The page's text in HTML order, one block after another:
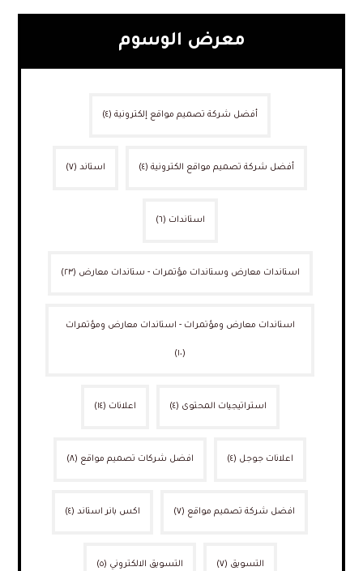
معرض الوسوم
أفضل شركة تصميم مواقع إلكترونية (٤)
أفضل شركة تصميم مواقع الكترونية (٤) استاند (٧)
استاندات (٦)
استاندات معارض وستاندات مؤتمرات - ستاندات معارض (٢٣)
استاندات معارض ومؤتمرات - استاندات معارض ومؤتمرات
(١٠)
استراتيجيات المحتوى (٤) اعلانات (١٤)
اعلانات جوجل (٤) افضل شركات تصميم مواقع (٨)
افضل شركة تصميم مواقع (٧) اكس بانر استاند (٤)
التسويق (٧) التسويق الالكتروني (٥)